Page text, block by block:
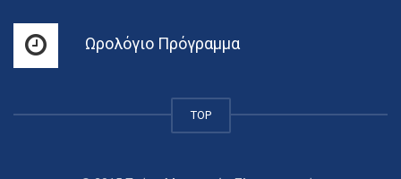
Ωρολόγιο Πρόγραμμα
TOP